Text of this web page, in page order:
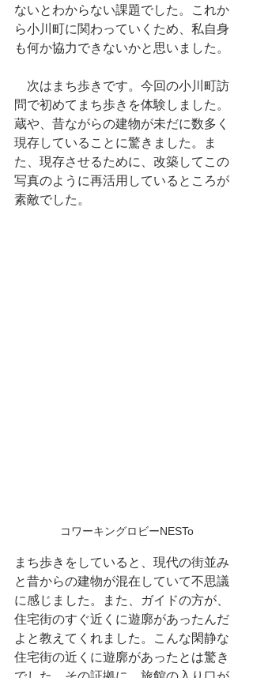
ないとわからない課題でした。これか
ら小川町に関わっていくため、私自身
も何か協力できないかと思いました。
次はまち歩きです。今回の小川町訪
問で初めてまち歩きを体験しました。
蔵や、昔ながらの建物が未だに数多く
現存していることに驚きました。ま
た、現存させるために、改築してこの
写真のように再活用しているところが
素敵でした。
コワーキングロビーNESTo
まち歩きをしていると、現代の街並み
と昔からの建物が混在していて不思議
に感じました。また、ガイドの方が、
住宅街のすぐ近くに遊廓があったんだ
よと教えてくれました。こんな閑静な
住宅街の近くに遊廓があったとは驚き